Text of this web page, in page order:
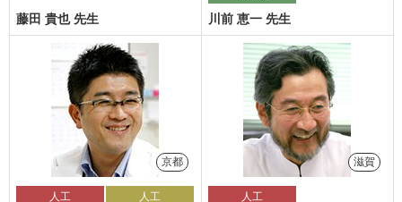
藤田 貴也 先生 川前 恵一 先生
京都
人工
人工
滋賀
人工